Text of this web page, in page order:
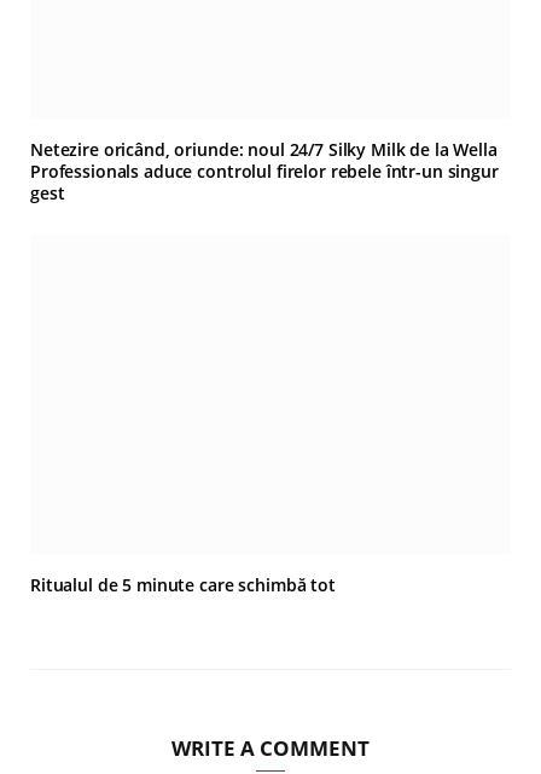
Netezire oricând, oriunde: noul 24/7 Silky Milk de la Wella
Professionals aduce controlul firelor rebele într-un singur
gest
Ritualul de 5 minute care schimbă tot
WRITE A COMMENT